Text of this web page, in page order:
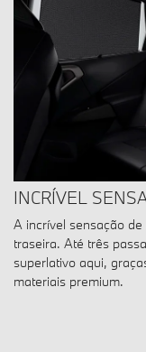
INCRÍVEL
A incrível sensação
traseira. Até três
superlativo aqui,
materiais premium.